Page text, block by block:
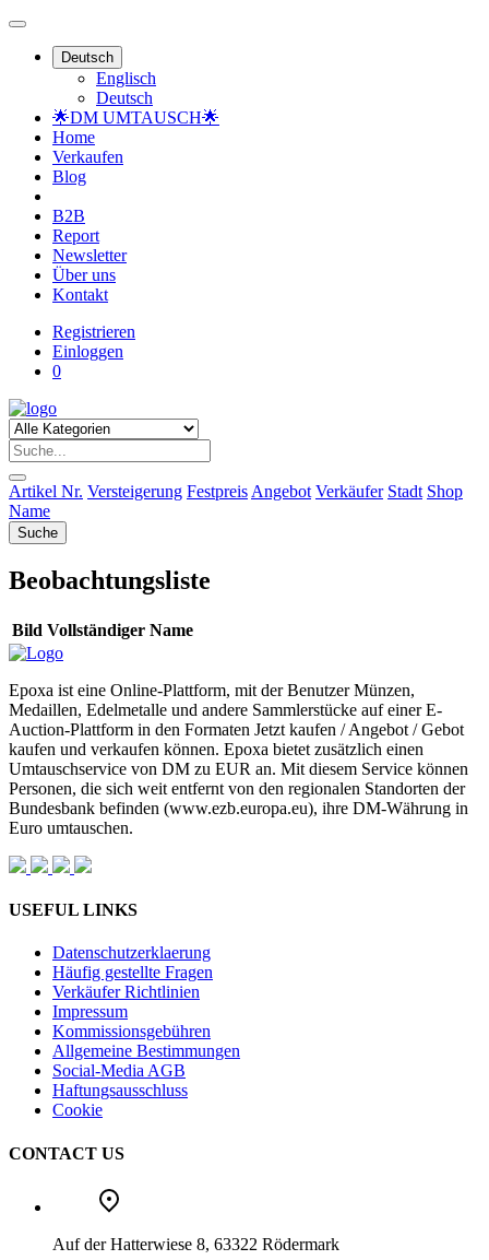
Deutsch
Englisch
Deutsch
🌟DM UMTAUSCH🌟
Home
Verkaufen
Blog
B2B
Report
Newsletter
Über uns
Kontakt
Registrieren
Einloggen
0
Artikel Nr. Versteigerung Festpreis Angebot Verkäufer Stadt Shop
Name
Beobachtungsliste
Bild Vollständiger Name
Epoxa ist eine Online-Plattform, mit der Benutzer Münzen,
Medaillen, Edelmetalle und andere Sammlerstücke auf einer E-
Auction-Plattform in den Formaten Jetzt kaufen / Angebot / Gebot
kaufen und verkaufen können. Epoxa bietet zusätzlich einen
Umtauschservice von DM zu EUR an. Mit diesem Service können
Personen, die sich weit entfernt von den regionalen Standorten der
Bundesbank befinden (www.ezb.europa.eu), ihre DM-Währung in
Euro umtauschen.
USEFUL LINKS
Datenschutzerklaerung
Häufig gestellte Fragen
Verkäufer Richtlinien
Impressum
Kommissionsgebühren
Allgemeine Bestimmungen
Social-Media AGB
Haftungsausschluss
Cookie
CONTACT US
Auf der Hatterwiese 8, 63322 Rödermark